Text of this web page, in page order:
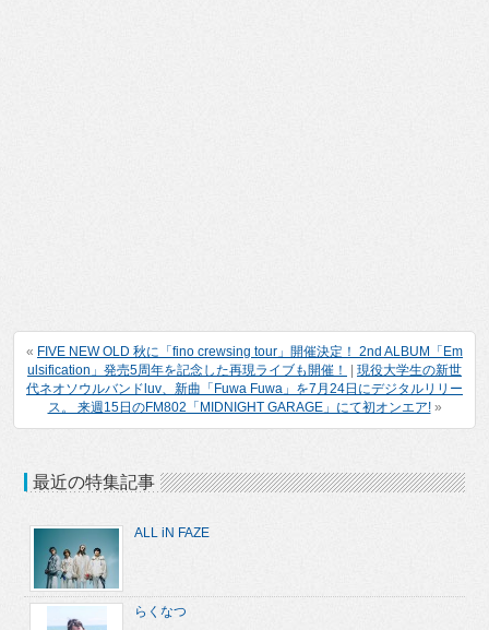
« FIVE NEW OLD 秋に「fino crewsing tour」開催決定！ 2nd ALBUM「Em
ulsification」発売5周年を記念した再現ライブも開催！
現役大学生の新世
代ネオソウルバンドluv、新曲「Fuwa Fuwa」を7月24日にデジタルリリー
ス。 来週15日のFM802「MIDNIGHT GARAGE」にて初オンエア!»
最近の特集記事
ALL iN FAZE
らくなつ